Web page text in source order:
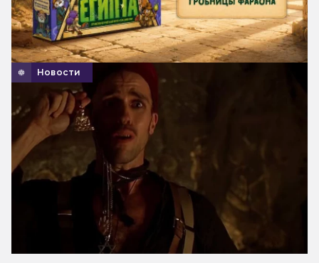
Новости